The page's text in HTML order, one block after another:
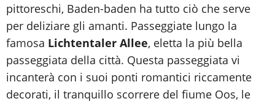
pittoreschi, Baden-baden ha tutto ciò che serve
per deliziare gli amanti. Passeggiate lungo la
famosa Lichtentaler Allee, eletta la più bella
passeggiata della città. Questa passeggiata vi
incanterà con i suoi ponti romantici riccamente
decorati, il tranquillo scorrere del fiume Oos, le